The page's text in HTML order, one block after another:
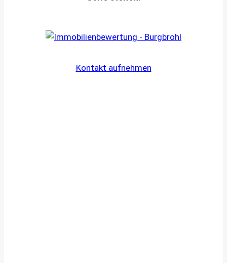
Kontakt aufnehmen